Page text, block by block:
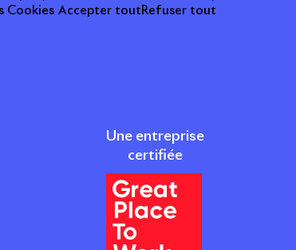
Une entreprise
certifiée
Cookies Accepter tout Refuser tout